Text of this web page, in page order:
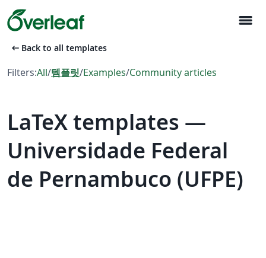
menu
arrow_left_alt Back to all templates
Filters:All/템플릿/Examples/Community articles
LaTeX templates —
Universidade Federal
de Pernambuco (UFPE)